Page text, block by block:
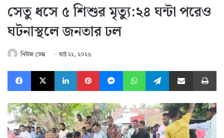
সেতু ধসে ৫ শিশুর মৃত্যু:২৪ ঘন্টা পরেও
ঘটনাস্থলে জনতার ঢল
নিউজ ডেস্ক মার্চ ২২, ২০২৬
Facebook
X LinkedInPinterestMessengerWhatsAppTelegramShare via Email